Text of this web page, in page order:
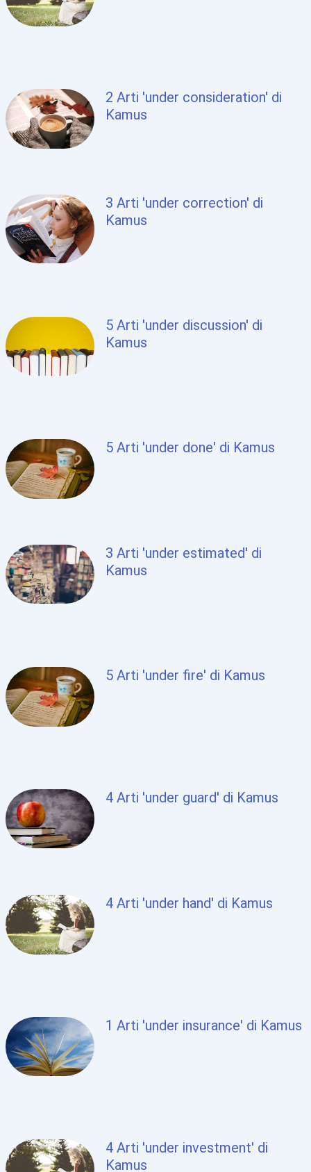
2 Arti 'under consideration' di
Kamus
3 Arti 'under correction' di
Kamus
5 Arti 'under discussion' di
Kamus
5 Arti 'under done' di Kamus
3 Arti 'under estimated' di
Kamus
5 Arti 'under fire' di Kamus
4 Arti 'under guard' di Kamus
4 Arti 'under hand' di Kamus
1 Arti 'under insurance' di Kamus
4 Arti 'under investment' di
Kamus